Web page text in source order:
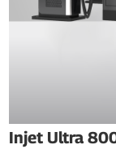
Injet Ultra